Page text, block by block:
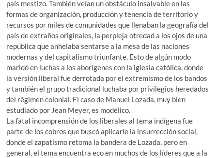
país mestizo. También veían un obstáculo insalvable en las
formas de organización, producción y tenencia de territorio y
recursos por miles de comunidades que llenaban la geografía del
país de extraños originales, la perpleja otredad a los ojos de una
república que anhelaba sentarse a la mesa de las naciones
modernas y del capitalismo triunfante. Esto de algún modo
maridó en luchas a los aborígenes con la iglesia católica, donde
la versión liberal fue derrotada por el extremismo de los bandos
y también el grupo tradicional luchaba por privilegios heredados
del régimen colonial. El caso de Manuel Lozada, muy bien
estudiado por Jean Meyer, es modélico.
La fatal incomprensión de los liberales al tema indígena fue
parte de los cobros que buscó aplicarle la insurrección social,
donde el zapatismo retoma la bandera de Lozada, pero en
general, el tema encuentra eco en muchos de los líderes que a la